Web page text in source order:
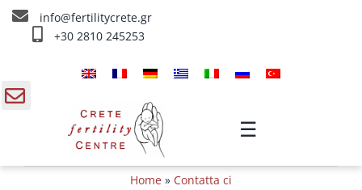
Skip
info@fertilitycrete.gr
+30 2810 245253
☰
Chi siamo
Trattamenti d’infertilità
Home » Contatta ci